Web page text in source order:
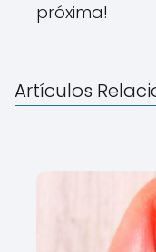
próxima!
Artículos